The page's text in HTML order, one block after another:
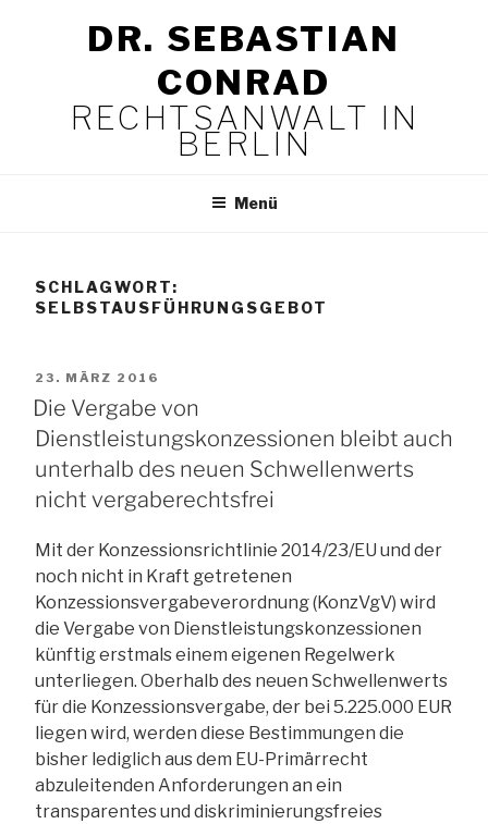
DR. SEBASTIAN
CONRAD
RECHTSANWALT IN
BERLIN
Menü
SCHLAGWORT:
SELBSTAUSFÜHRUNGSGEBOT
VERÖFFENTLICHT
AM
23. MÄRZ 2016
Die Vergabe von
Dienstleistungskonzessionen bleibt auch
unterhalb des neuen Schwellenwerts
nicht vergaberechtsfrei
Mit der Konzessionsrichtlinie 2014/23/EU und der
noch nicht in Kraft getretenen
Konzessionsvergabeverordnung (KonzVgV) wird
die Vergabe von Dienstleistungskonzessionen
künftig erstmals einem eigenen Regelwerk
unterliegen. Oberhalb des neuen Schwellenwerts
für die Konzessionsvergabe, der bei 5.225.000 EUR
liegen wird, werden diese Bestimmungen die
bisher lediglich aus dem EU-Primärrecht
abzuleitenden Anforderungen an ein
transparentes und diskriminierungsfreies